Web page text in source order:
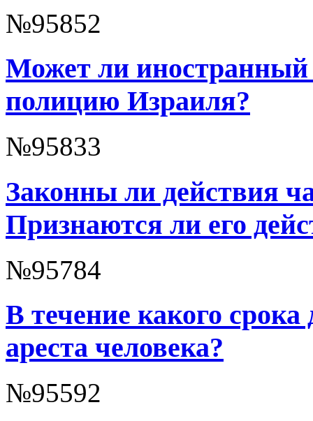
№95852
Может ли иностранный
полицию Израиля?
№95833
Законны ли действия
Признаются ли его
№95784
В течение какого срока
ареста человека?
№95592